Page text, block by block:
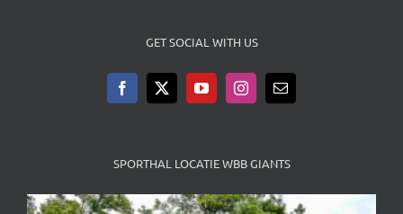
GET SOCIAL WITH US
SPORTHAL LOCATIE WBB GIANTS